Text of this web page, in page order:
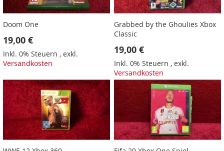
Doom One
19,00 €
Inkl. 0% Steuern , exkl.
Versandkosten
Grabbed by the Ghoulies Xbox
Classic
19,00 €
Inkl. 0% Steuern ,exkl.
Versandkosten